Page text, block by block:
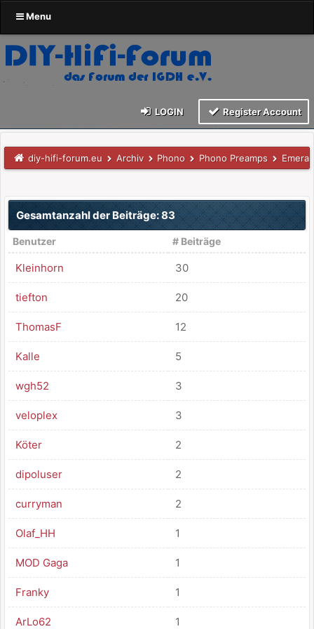
Menu
LOGIN Register Account
diy-hifi-forum.eu Archiv Phono Phono Preamps
Gesamtanzahl der Beiträge: 83
Benutzer # Beiträge
Kleinhorn 30
tiefton 20
ThomasF 12
Kalle 5
wgh52 3
veloplex 3
Köter 2
dipoluser 2
curryman 2
Olaf_HH 1
MOD Gaga 1
Franky 1
ArLo62 1